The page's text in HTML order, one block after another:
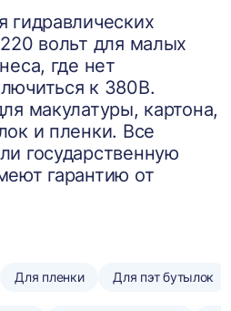
гидравлических
вольт для малых
где нет
к 380В.
макулатуры, картона,
и пленки. Все
государственную
гарантию от
Для пленки Для пэт бутылок